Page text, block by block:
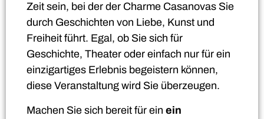
Zeit sein, bei der der Charme Casanovas Sie
durch Geschichten von Liebe, Kunst und
Freiheit führt. Egal, ob Sie sich für
Geschichte, Theater oder einfach nur für ein
einzigartiges Erlebnis begeistern können,
diese Veranstaltung wird Sie überzeugen.
Machen Sie sich bereit für ein ein